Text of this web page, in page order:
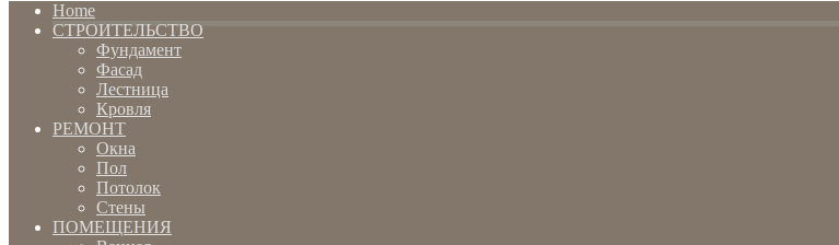
Home
СТРОИТЕЛЬСТВО
Фундамент
Фасад
Лестница
Кровля
РЕМОНТ
Окна
Пол
Потолок
Стены
ПОМЕЩЕНИЯ